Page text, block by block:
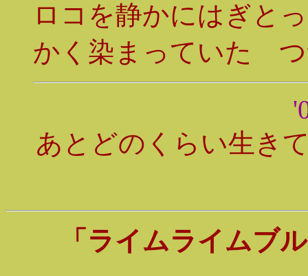
ロコを静かにはぎと
かく染まっていた
あとどのくらい生き
「ライムライムブ